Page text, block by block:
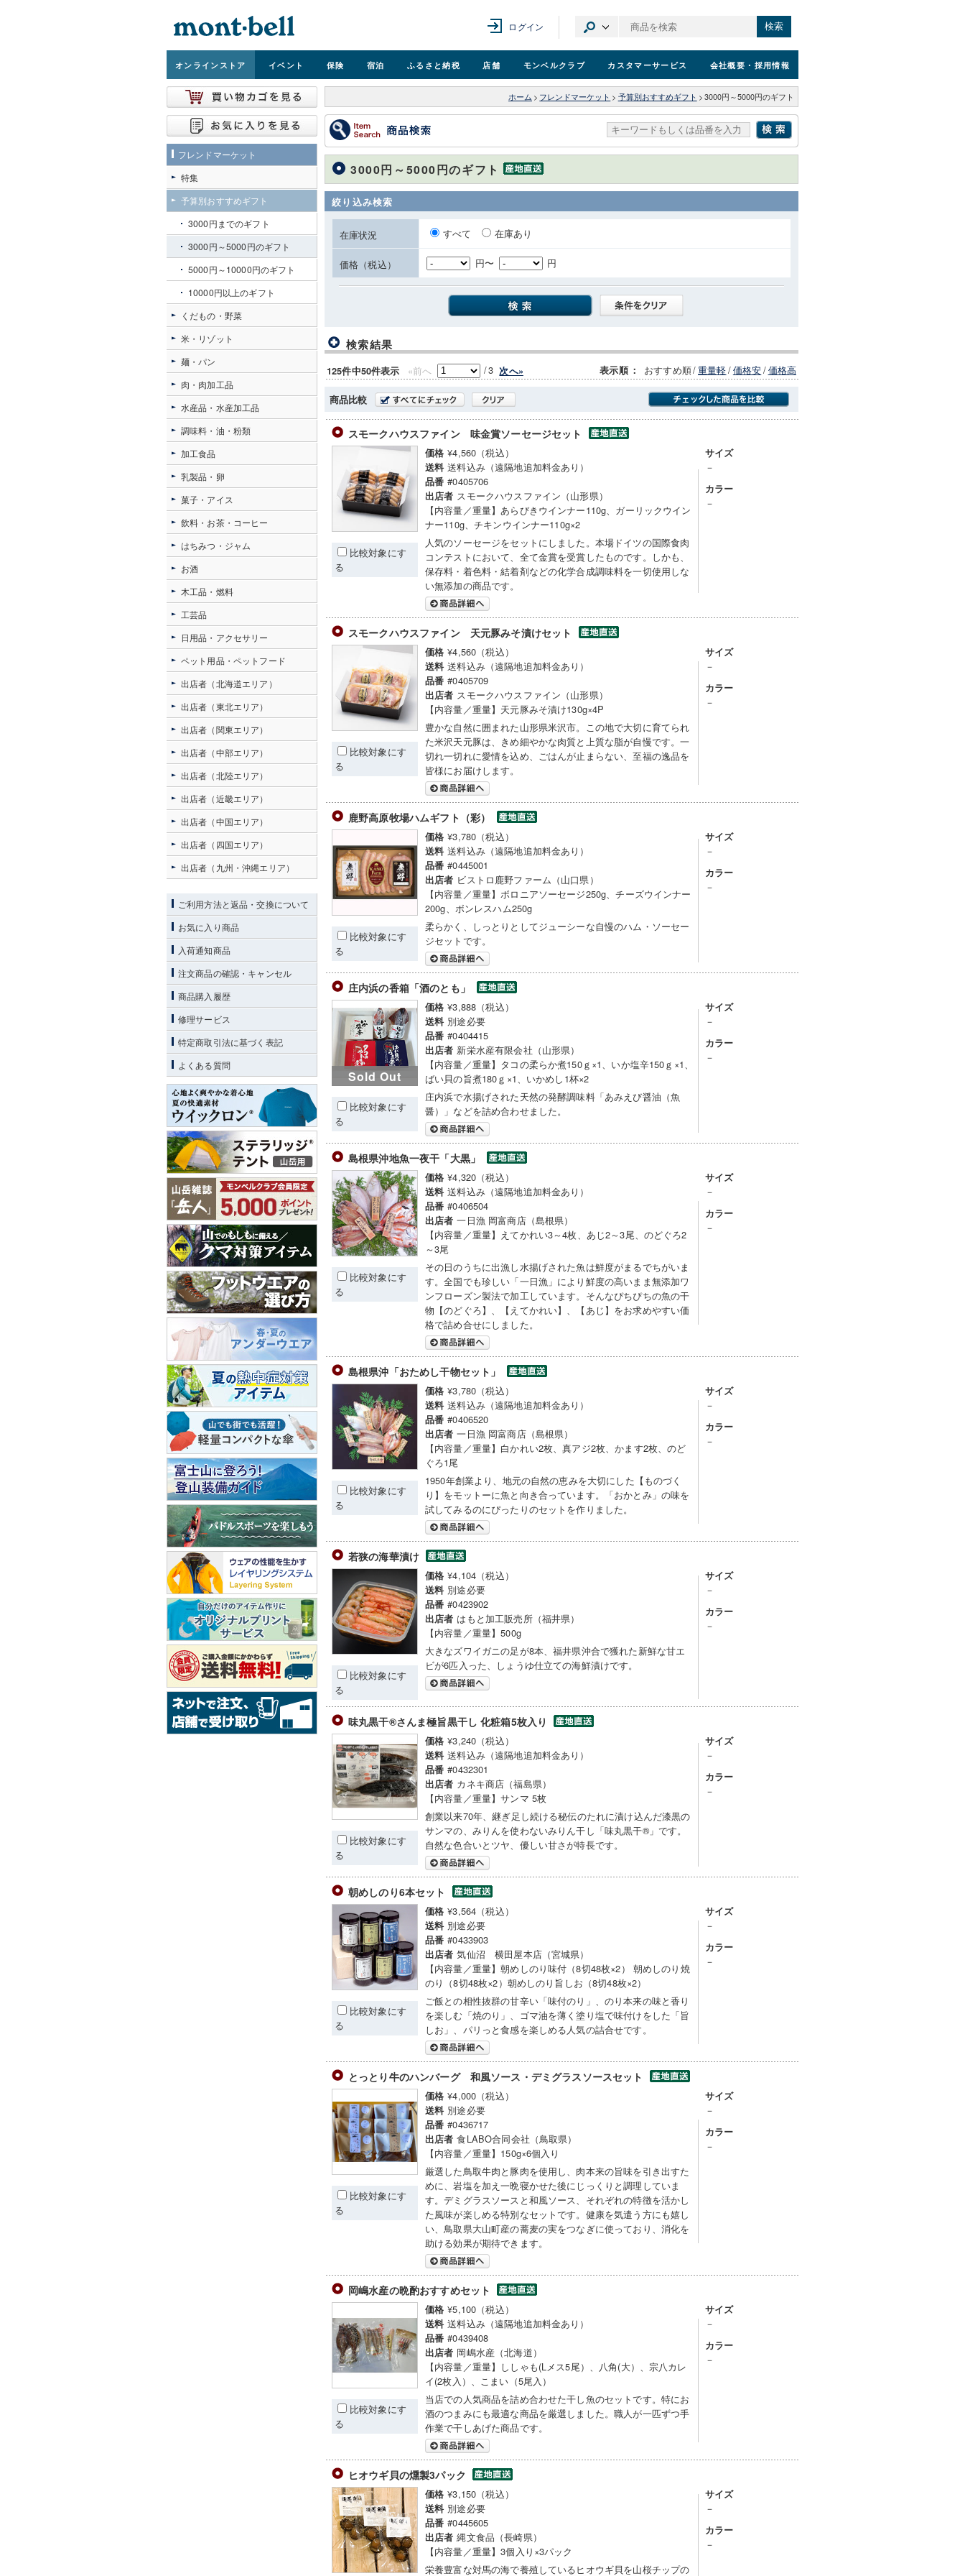
ログイン 検索
オンラインストア イベント 保険 宿泊 ふるさと納税 店舗 モンベルクラブ カスタマーサービス 会社概要 ・採用情報
ホーム > フレンドマーケット > 予算別おすすめギフト > 3000円～5000円のギフト
3000円～5000円のギフト
絞り込み検索
在庫状況 すべて 在庫あり
価格（税込） 円〜 円
検索結果
125件中50件表示 «前へ /3 次へ» 表示順 ： おすすめ順/重量軽/価格安/価格高
商品比較
スモークハウスファイン 味金賞ソーセージセット
比較対象にす
る
価格 ¥4,560（税込）
送料 送料込み（遠隔地追加料金あり）
品番 #0405706
出店者 スモークハウスファイン（山形県）
【内容量／重量】あらびきウインナー110g、ガーリックウイン
ナー110g、チキンウインナー110g×2
人気のソーセージをセットにしました。本場ドイツの国際食肉
コンテストにおいて、全て金賞を受賞したものです。しかも、
保存料・着色料・結着剤などの化学合成調味料を一切使用しな
い無添加の商品です。
サイズ
－
カラー
－
スモークハウスファイン 天元豚みそ漬けセット
比較対象にす
る
価格 ¥4,560（税込）
送料 送料込み（遠隔地追加料金あり）
品番 #0405709
出店者 スモークハウスファイン（山形県）
【内容量／重量】天元豚みそ漬け130g×4P
豊かな自然に囲まれた山形県米沢市。この地で大切に育てられ
た米沢天元豚は、きめ細やかな肉質と上質な脂が自慢です。一
切れ一切れに愛情を込め、ごはんが止まらない、至福の逸品を
皆様にお届けします。
サイズ
－
カラー
－
鹿野高原牧場ハムギフト（彩）
比較対象にす
る
価格 ¥3,780（税込）
送料 送料込み（遠隔地追加料金あり）
品番 #0445001
出店者 ビストロ鹿野ファーム（山口県）
【内容量／重量】ボロニアソーセージ250g、チーズウインナー
200g、ボンレスハム250g
柔らかく、しっとりとしてジューシーな自慢のハム・ソーセー
ジセットです。
サイズ
－
カラー
－
庄内浜の香箱「酒のとも」
Sold Out
比較対象にす
る
価格 ¥3,888（税込）
送料 別途必要
品番 #0404415
出店者 新栄水産有限会社（山形県）
【内容量／重量】タコの柔らか煮150ｇ×1、いか塩辛150ｇ×1、
ばい貝の旨煮180ｇ×1、いかめし1杯×2
庄内浜で水揚げされた天然の発酵調味料「あみえび醤油（魚
醤）」などを詰め合わせました。
サイズ
－
カラー
－
島根県沖地魚一夜干「大黒」
比較対象にす
る
価格 ¥4,320（税込）
送料 送料込み（遠隔地追加料金あり）
品番 #0406504
出店者 一日漁 岡富商店（島根県）
【内容量／重量】えてかれい3～4枚、あじ2～3尾、のどぐろ2
～3尾
その日のうちに出漁し水揚げされた魚は鮮度がまるでちがいま
す。全国でも珍しい「一日漁」により鮮度の高いまま無添加ワ
ンフローズン製法で加工しています。そんなぴちぴちの魚の干
物【のどぐろ】、【えてかれい】、【あじ】をお求めやすい価
格で詰め合せにしました。
サイズ
－
カラー
－
島根県沖「おためし干物セット」
比較対象にす
る
価格 ¥3,780（税込）
送料 送料込み（遠隔地追加料金あり）
品番 #0406520
出店者 一日漁 岡富商店（島根県）
【内容量／重量】白かれい2枚、真アジ2枚、かます2枚、のど
ぐろ1尾
1950年創業より、地元の自然の恵みを大切にした【ものづく
り】をモットーに魚と向き合っています。「おかとみ」の味を
試してみるのにぴったりのセットを作りました。
サイズ
－
カラー
－
若狭の海華漬け
比較対象にす
る
価格 ¥4,104（税込）
送料 別途必要
品番 #0423902
出店者 はもと加工販売所（福井県）
【内容量／重量】500g
大きなズワイガニの足が8本、福井県沖合で獲れた新鮮な甘エ
ビが6匹入った、しょうゆ仕立ての海鮮漬けです。
サイズ
－
カラー
－
味丸黒干®さんま極旨黒干し 化粧箱5枚入り
比較対象にす
る
価格 ¥3,240（税込）
送料 送料込み（遠隔地追加料金あり）
品番 #0432301
出店者 カネキ商店（福島県）
【内容量／重量】サンマ 5枚
創業以来70年、継ぎ足し続ける秘伝のたれに漬け込んだ漆黒の
サンマの、みりんを使わないみりん干し「味丸黒干®」です。
自然な色合いとツヤ、優しい甘さが特長です。
サイズ
－
カラー
－
朝めしのり6本セット
比較対象にす
る
価格 ¥3,564（税込）
送料 別途必要
品番 #0433903
出店者 気仙沼 横田屋本店（宮城県）
【内容量／重量】朝めしのり味付（8切48枚×2） 朝めしのり焼
のり（8切48枚×2）朝めしのり旨しお（8切48枚×2）
ご飯との相性抜群の甘辛い「味付のり」、のり本来の味と香り
を楽しむ「焼のり」、ゴマ油を薄く塗り塩で味付けをした「旨
しお」、パリっと食感を楽しめる人気の詰合せです。
サイズ
－
カラー
－
とっとり牛のハンバーグ 和風ソース・デミグラスソースセット
比較対象にす
る
価格 ¥4,000（税込）
送料 別途必要
品番 #0436717
出店者 食LABO合同会社（鳥取県）
【内容量／重量】150g×6個入り
厳選した鳥取牛肉と豚肉を使用し、肉本来の旨味を引き出すた
めに、岩塩を加え一晩寝かせた後にじっくりと調理していま
す。デミグラスソースと和風ソース、それぞれの特徴を活かし
た風味が楽しめる特別なセットです。健康を気遣う方にも嬉し
い、鳥取県大山町産の蕎麦の実をつなぎに使っており、消化を
助ける効果が期待できます。
サイズ
－
カラー
－
岡嶋水産の晩酌おすすめセット
比較対象にす
る
価格 ¥5,100（税込）
送料 送料込み（遠隔地追加料金あり）
品番 #0439408
出店者 岡嶋水産（北海道）
【内容量／重量】ししゃも(Lメス5尾）、八角(大）、宗八カレ
イ(2枚入）、こまい（5尾入）
当店での人気商品を詰め合わせた干し魚のセットです。特にお
酒のつまみにも最適な商品を厳選しました。職人が一匹ずつ手
作業で干しあげた商品です。
サイズ
－
カラー
－
ヒオウギ貝の燻製3パック
価格 ¥3,150（税込）
送料 別途必要
品番 #0445605
出店者 縄文食品（長崎県）
【内容量／重量】3個入り×3パック
栄養豊富な対馬の海で養殖しているヒオウギ貝を山桜チップの
サイズ
－
カラー
－
フレンドマーケット
特集
予算別おすすめギフト
3000円までのギフト
3000円～5000円のギフト
5000円～10000円のギフト
10000円以上のギフト
くだもの・野菜
米・リゾット
麺・パン
肉・肉加工品
水産品・水産加工品
調味料・油・粉類
加工食品
乳製品・卵
菓子・アイス
飲料・お茶・コーヒー
はちみつ・ジャム
お酒
木工品・燃料
工芸品
日用品・アクセサリー
ペット用品・ペットフード
出店者（北海道エリア）
出店者（東北エリア）
出店者（関東エリア）
出店者（中部エリア）
出店者（北陸エリア）
出店者（近畿エリア）
出店者（中国エリア）
出店者（四国エリア）
出店者（九州・沖縄エリア）
ご利用方法と返品・交換について
お気に入り商品
入荷通知商品
注文商品の確認・キャンセル
商品購入履歴
修理サービス
特定商取引法に基づく表記
よくある質問